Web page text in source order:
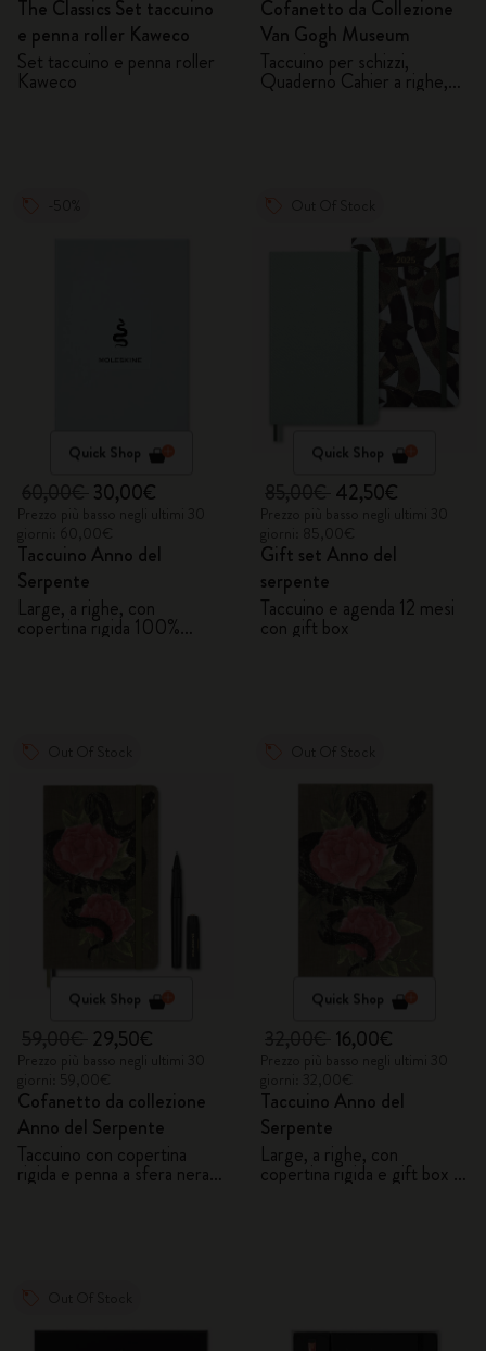
The Classics Set taccuino
e penna roller Kaweco
Set taccuino e penna roller
Kaweco
Cofanetto da Collezione
Van Gogh Museum
Taccuino per schizzi,
Quaderno Cahier a righe,
Matita e Temperino
Quick Shop
30,00€
Taccuino Anno del
Serpente
Large, a righe, con
copertina rigida 100%
VEGEA® e gift box
Quick Shop
42,50€
Gift set Anno del
serpente
Taccuino e agenda 12 mesi
con gift box
Quick Shop
29,50€
Cofanetto da collezione
Anno del Serpente
Taccuino con copertina
rigida e penna a sfera nera
Kaweco
Quick Shop
16,00€
Taccuino Anno del
Serpente
Large, a righe, con
copertina rigida e gift box -
Fiori